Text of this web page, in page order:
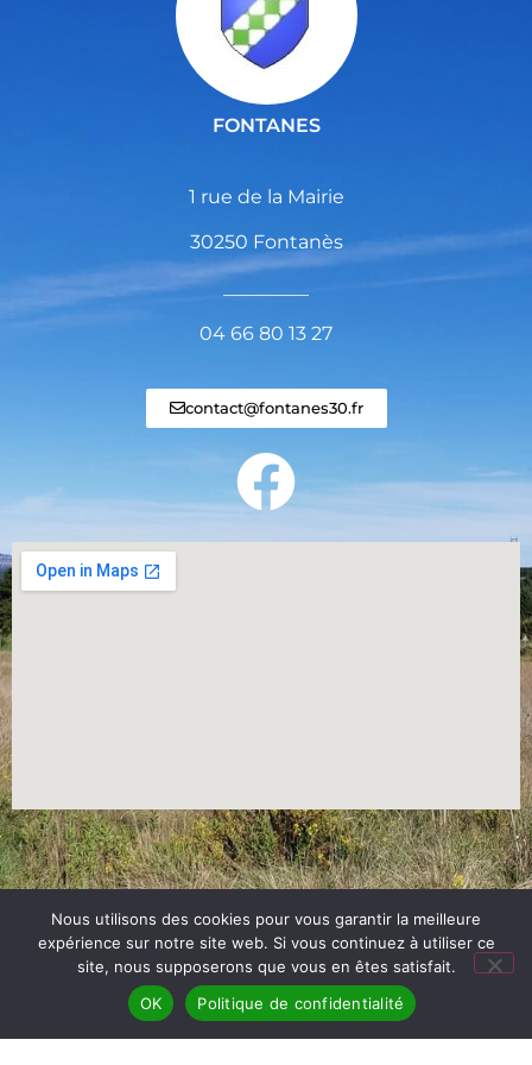
FONTANES
1 rue de la Mairie
30250 Fontanès
04 66 80 13 27
contact@fontanes30.fr
Nous utilisons des cookies pour vous garantir la meilleure
expérience sur notre site web. Si vous continuez à utiliser ce
site, nous supposerons que vous en êtes satisfait.
OK
Politique de confidentialité